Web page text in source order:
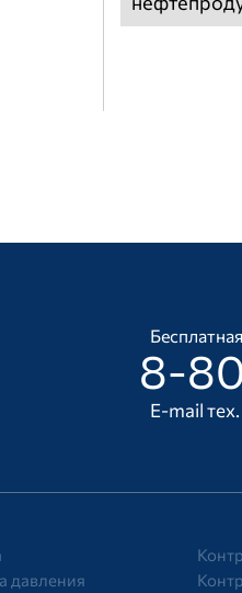
8-
E-mail
давления